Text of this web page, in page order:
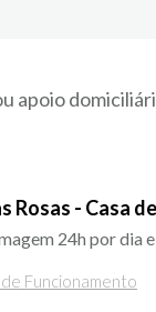
apoio
Rosas - Casa
24h por dia
Funcionamento